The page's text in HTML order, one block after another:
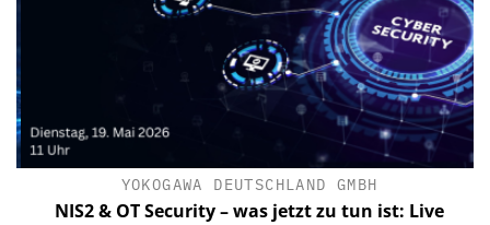
YOKOGAWA DEUTSCHLAND GMBH
NIS2 & OT Security – was jetzt zu tun ist: Live